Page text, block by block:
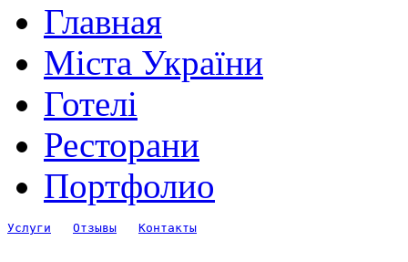
Главная
Міста України
Готелі
Ресторани
Портфолио
Услуги Отзывы Контакты